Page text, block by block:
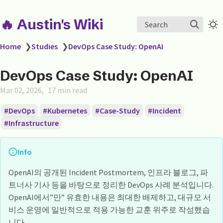
🔥 Austin's Wiki Search
Home ❯Studies ❯DevOps Case Study: OpenAI
DevOps Case Study: OpenAI
Mar 02, 2026 17 min read
DevOps Kubernetes Case-Study
Incident
Infrastructure
Info
OpenAI의 공개된 Incident Postmortem, 인프라 블로그, 파
트너사 기사 등을 바탕으로 정리한 DevOps 사례 분석입니다.
OpenAI에서”만” 유효한 내용은 최대한 배제하고, 대규모 서
비스 운영에 일반적으로 적용 가능한 교훈 위주로 작성했습